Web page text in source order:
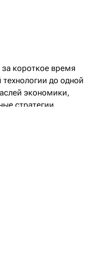
короткое время
до одной
экономики,
стратегии,